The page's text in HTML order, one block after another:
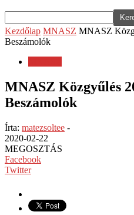
Kezdőlap MNASZ MNASZ
Beszámolók
MNASZ Közgyűlés
Beszámolók
Írta: matezsoltee -
2020-02-22
MEGOSZTÁS
Facebook
Twitter